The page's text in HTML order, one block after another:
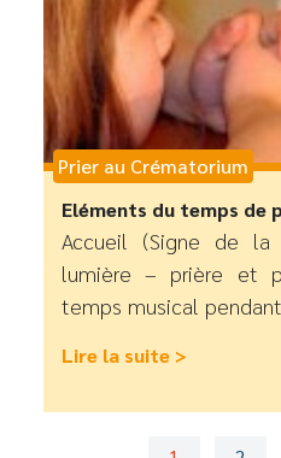
Prier au Crématorium
Eléments du temps de
Accueil (Signe de
lumière – prière et
temps musical
Lire la suite >